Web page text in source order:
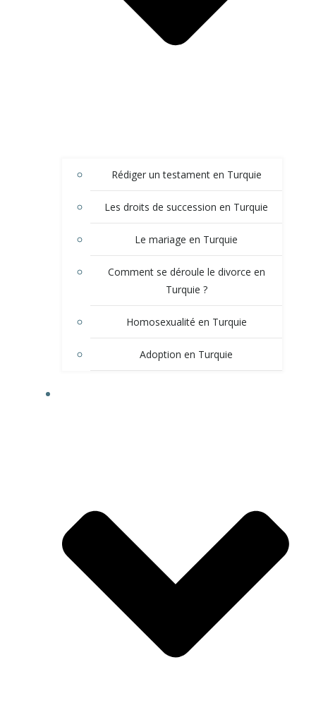
Rédiger un testament en Turquie
Les droits de succession en Turquie
Le mariage en Turquie
Comment se déroule le divorce en
Turquie ?
Homosexualité en Turquie
Adoption en Turquie